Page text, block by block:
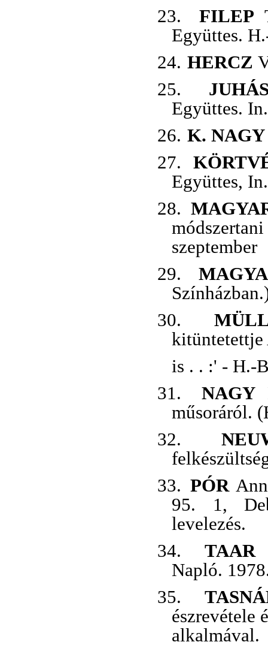
23. FILEP
Együttes.
24. HERCZ
25.
Együttes.
26. K.
27.
Együttes,
28.
szeptember
29.
30.
kitüntetettje
is . . :' - H.-
31.
NAGY
műsoráról.
32.
33. PÓR
95. 1,
levelezés.
34.
Napló.
35.
észrevétele
alkalmával.